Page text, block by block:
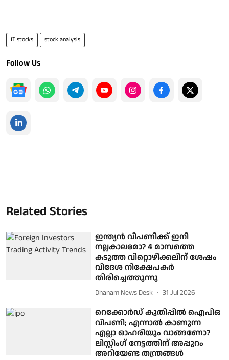
IT stocks stock analysis
Follow Us
Related Stories
ഇന്ത്യൻ വിപണിക്ക് ഇനി
നല്ലകാലമോ? 4 മാസത്തെ
കടുത്ത വിറ്റൊഴിക്കലിന് ശേഷം
വിദേശ നിക്ഷേപകർ
തിരിച്ചെത്തുന്നു
Dhanam News Desk 31 Jul 2026
റെക്കോർഡ് കുതിപ്പിൽ ഐപിഒ
വിപണി; എന്നാൽ കാണുന്ന
എല്ലാ ഓഹരിയും വാങ്ങണോ?
ലിസ്റ്റിംഗ് നേട്ടത്തിന് അപ്പുറം
അറിയേണ്ട തന്ത്രങ്ങൾ